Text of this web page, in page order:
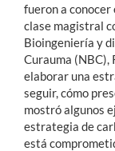
fueron a conocer
clase magistral
Bioingeniería y
Curauma (NBC),
elaborar una
seguir, cómo
mostró algunos
estrategia de
está